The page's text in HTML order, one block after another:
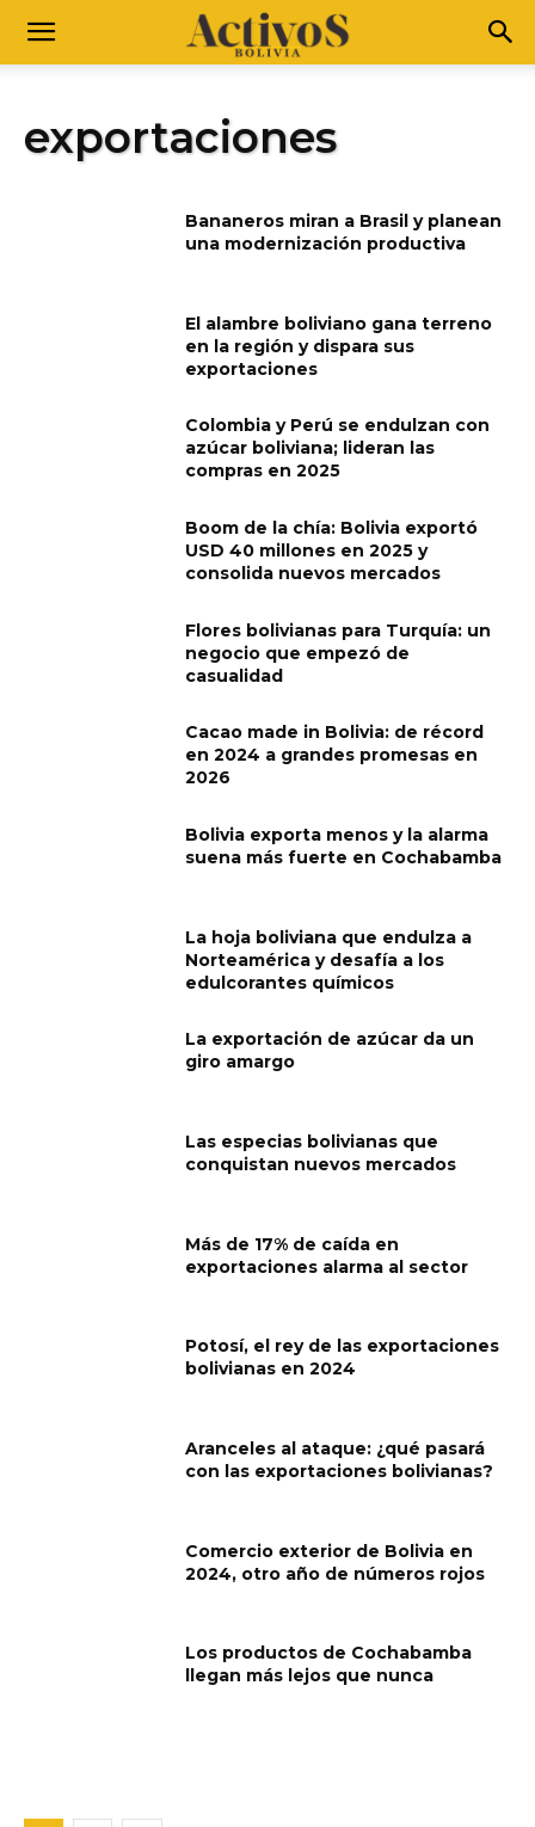
exportaciones
Bananeros miran a Brasil y planean
una modernización productiva
El alambre boliviano gana terreno
en la región y dispara sus
exportaciones
Colombia y Perú se endulzan con
azúcar boliviana; lideran las
compras en 2025
Boom de la chía: Bolivia exportó
USD 40 millones en 2025 y
consolida nuevos mercados
Flores bolivianas para Turquía: un
negocio que empezó de
casualidad
Cacao made in Bolivia: de récord
en 2024 a grandes promesas en
2026
Bolivia exporta menos y la alarma
suena más fuerte en Cochabamba
La hoja boliviana que endulza a
Norteamérica y desafía a los
edulcorantes químicos
La exportación de azúcar da un
giro amargo
Las especias bolivianas que
conquistan nuevos mercados
Más de 17% de caída en
exportaciones alarma al sector
Potosí, el rey de las exportaciones
bolivianas en 2024
Aranceles al ataque: ¿qué pasará
con las exportaciones bolivianas?
Comercio exterior de Bolivia en
2024, otro año de números rojos
Los productos de Cochabamba
llegan más lejos que nunca